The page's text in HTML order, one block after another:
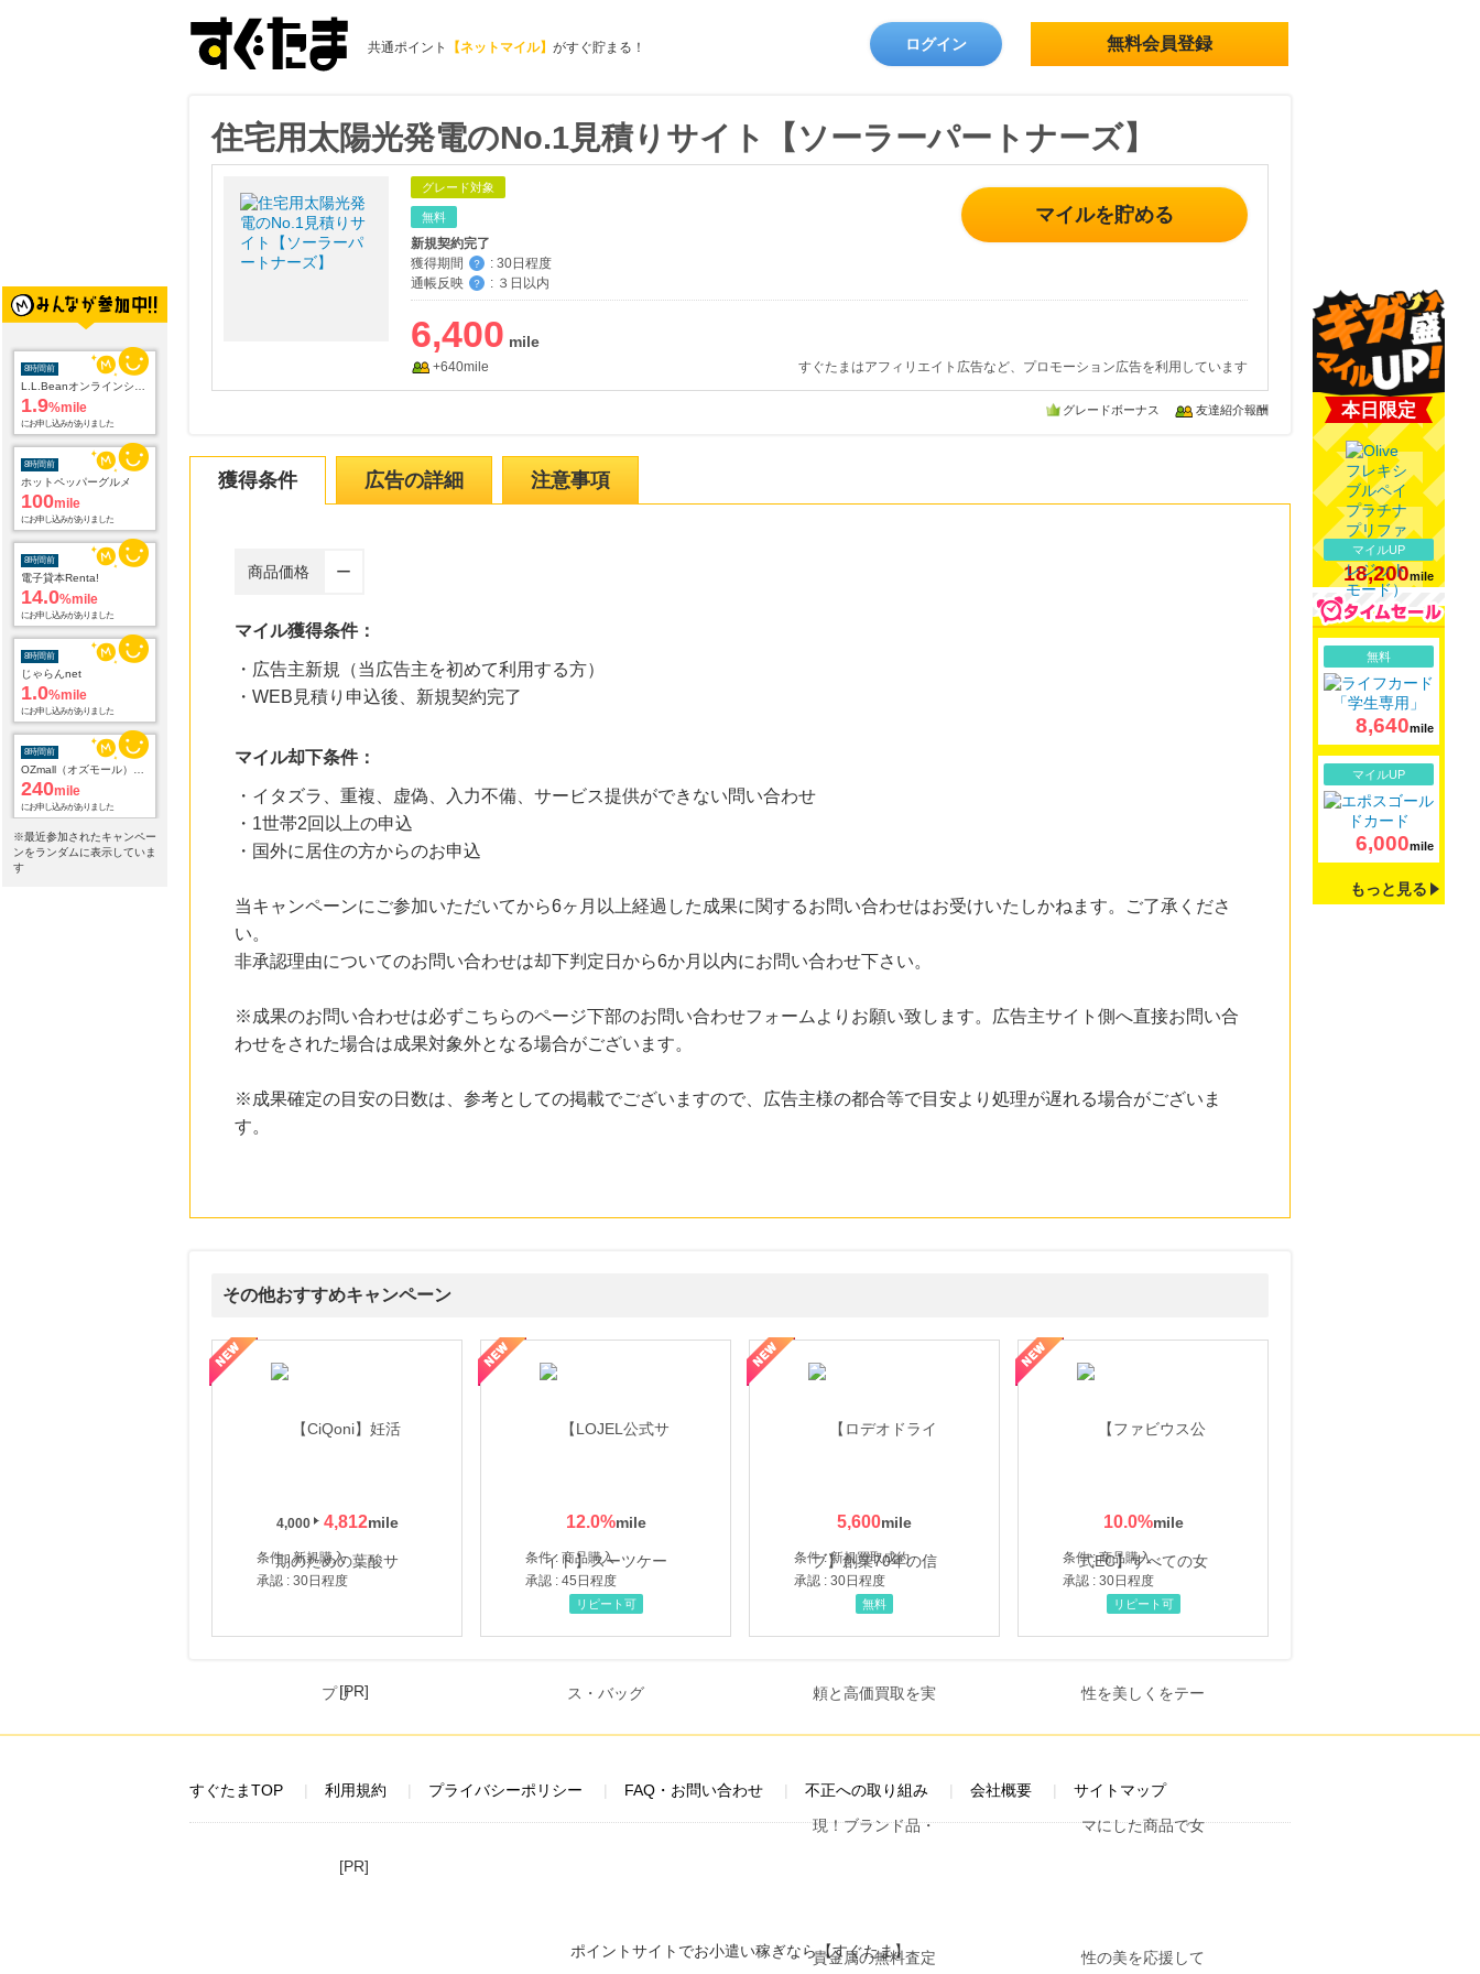
共通ポイント 【ネットマイル】 がすぐ貯まる！ ログイン 無料会員登録
8時間前
L.L.Beanオンラインショップ
1.9%mile
にお申し込みがありました
8時間前
ホットペッパーグルメ
100mile
にお申し込みがありました
8時間前
電子貸本Renta!
14.0%mile
にお申し込みがありました
8時間前
じゃらんnet
1.0%mile
にお申し込みがありました
8時間前
OZmall（オズモール） ヘアサロン
240mile
にお申し込みがありました
8時間前
Yahoo!ショッピング
2.0
※最近参加されたキャンペー
ンをランダムに表示していま
す
住宅用太陽光発電のNo.1見積りサイト【ソーラーパートナーズ】
グレード対象
無料
新規契約完了
獲得期間
？ : 30日程度
通帳反映
？ : ３日以内
マイルを貯める
6,400
+640mile すぐたまはアフィリエイト広告など、プロモーション広告を利用しています
グレードボーナス 友達紹介報酬
獲得条件 広告の詳細 注意事項
商品価格 ー
マイル獲得条件：
・広告主新規（当広告主を初めて利用する方）
・WEB見積り申込後、新規契約完了
マイル却下条件：
・イタズラ、重複、虚偽、入力不備、サービス提供ができない問い合わせ
・1世帯2回以上の申込
・国外に居住の方からのお申込
当キャンペーンにご参加いただいてから6ヶ月以上経過した成果に関するお問い合わせはお受けいたしかねます。ご了承くださ
い。
非承認理由についてのお問い合わせは却下判定日から6か月以内にお問い合わせ下さい。
※成果のお問い合わせは必ずこちらのページ下部のお問い合わせフォームよりお願い致します。広告主サイト側へ直接お問い合
わせをされた場合は成果対象外となる場合がございます。
※成果確定の目安の日数は、参考としての掲載でございますので、広告主様の都合等で目安より処理が遅れる場合がございま
す。
その他おすすめキャンペーン
4,000 4,812
条件 : 新規購入
承認 : 30日程度
12.0%
条件 : 商品購入
承認 : 45日程度
リピート可
5,600
条件 : 新規買取成約
承認 : 30日程度
【ロデオドライブ】創業70年の信頼と高価買取を実現！ブランド品・貴金属の無料査定
無料
10.0%
条件 : 商品購入
承認 : 30日程度
【ファビウス公式EC】すべての女性を美しくをテーマにした商品で女性の美を応援しています
リピート可
本日限定
マイルUP
18,200mile
無料
8,640mile
マイルUP
6,000mile
もっと見る
[PR]
すぐたまTOP 利用規約 プライバシーポリシー FAQ・お問い合わせ 不正への取り組み 会社概要 サイトマップ
[PR]
ポイントサイトでお小遣い稼ぎなら【すぐたま】